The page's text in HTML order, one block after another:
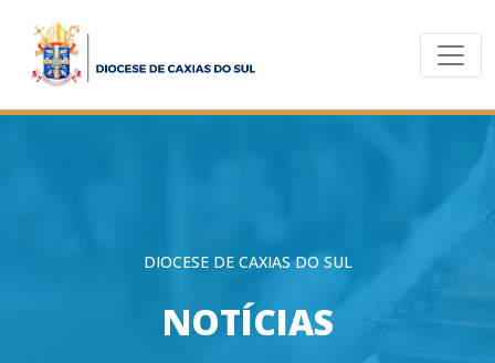
DIOCESE DE CAXIAS DO SUL
NOTÍCIAS